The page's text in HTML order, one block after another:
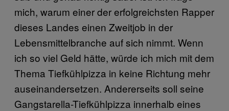
mich, warum einer der erfolgreichsten Rapper
dieses Landes einen Zweitjob in der
Lebensmittelbranche auf sich nimmt. Wenn
ich so viel Geld hätte, würde ich mich mit dem
Thema Tiefkühlpizza in keine Richtung mehr
auseinandersetzen. Andererseits soll seine
Gangstarella-Tiefkühlpizza innerhalb eines